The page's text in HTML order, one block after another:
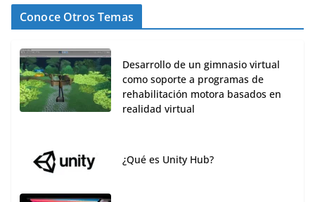
Conoce Otros Temas
Desarrollo de un gimnasio virtual
como soporte a programas de
rehabilitación motora basados en
realidad virtual
¿Qué es Unity Hub?